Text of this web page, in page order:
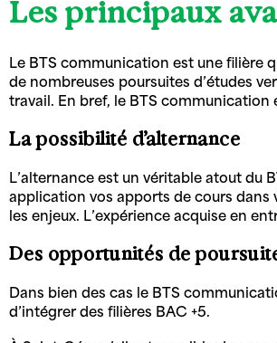
Les principaux
Le BTS communication est une filière
de nombreuses poursuites d’études
travail. En bref, le BTS communication
La possibilité d’alternance
L’alternance est un véritable atout du
application vos apports de cours dans
les enjeux. L’expérience acquise en
Des opportunités de
Dans bien des cas le BTS
d’intégrer des filières BAC +5.